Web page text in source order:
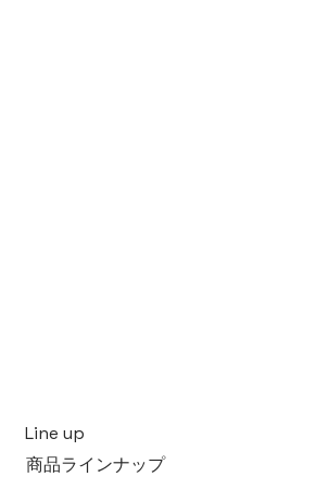
Line up
商品ラインナップ